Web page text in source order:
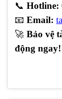
📞 Hotline:
📧 Email:
🚀 Bảo vệ
động ngay!